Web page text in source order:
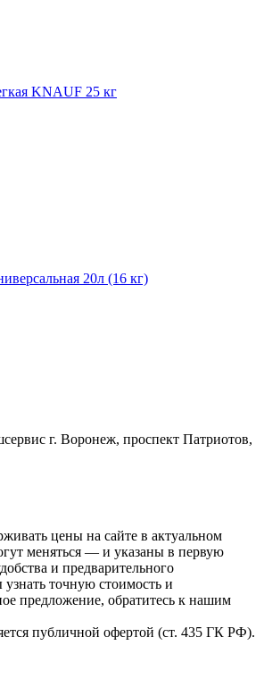
KNAUF 25 кг
20л (16 кг)
г. Воронеж, проспект Патриотов,
цены на сайте в актуальном
меняться — и указаны в первую
и предварительного
точную стоимость и
предложение, обратитесь к нашим
публичной офертой (ст. 435 ГК РФ).